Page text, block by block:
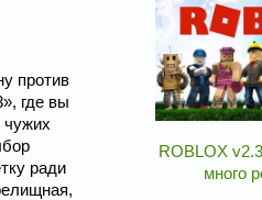
против
где вы
чужих
ради
ROBLOX
много